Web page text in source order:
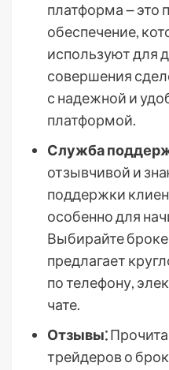
платформа ౼ это
обеспечение,
используют для
совершения
с надежной и
платформой.
Служба
отзывчивой и
поддержки
особенно для
Выбирайте
предлагает
по телефону,
чате.
Отзывы⁚
трейдеров о